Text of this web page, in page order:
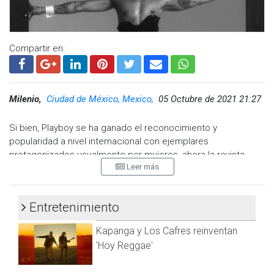
A sus 48 años de edad, esta actriz sigue siendo una de las
favoritas dentro de la plataforma de Pornhub.
Ver esta publicación en Instagram
Compartir en:
Milenio, Ciudad de México, Mexico, 05 Octubre de 2021 21:27
Si bien, Playboy se ha ganado el reconocimiento y
popularidad a nivel internacional con ejemplares
protagonizados usualmente por mujeres, ahora la revista
busca mostrar su apoyo a la diversidad sexual, así como a las
en la portada, tal es el caso de la del mes de octubre.
Bretman Rock es la celebridad que vemos posar en la
portada digital de la edición de octubre 2021 de Playboy, así
lo anunció la revista a través de sus redes sociales, en donde
Leer más
Entretenimiento
Kapanga y Los Cafres reinventan
'Hoy Reggae'